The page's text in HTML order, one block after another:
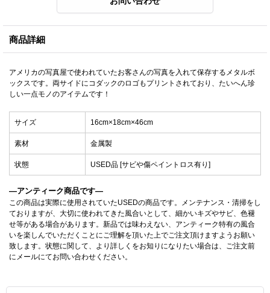
商品詳細
アメリカの写真屋で使われていたお客さんの写真を入れて保存するメタルボ
ックスです。両サイドにコダックのロゴもプリントされており、たいへん珍
しい一点モノのアイテムです！
サイズ 16cm×18cm×46cm
素材 金属製
状態 USED品 [サビや傷ペイントロス有り]
—アンティーク商品です—
この商品は実際に使用されていたUSEDの商品です。メンテナンス・清掃をし
ておりますが、大切に使われてきた風合いとして、細かいキズやサビ、色褪
せ等がある場合があります。新品では味わえない、アンティーク特有の風合
いを楽しんでいただくことにご理解を頂いた上でご注文頂けますようお願い
致します。状態に関して、より詳しくをお知りになりたい場合は、ご注文前
にメールにてお問い合わせください。